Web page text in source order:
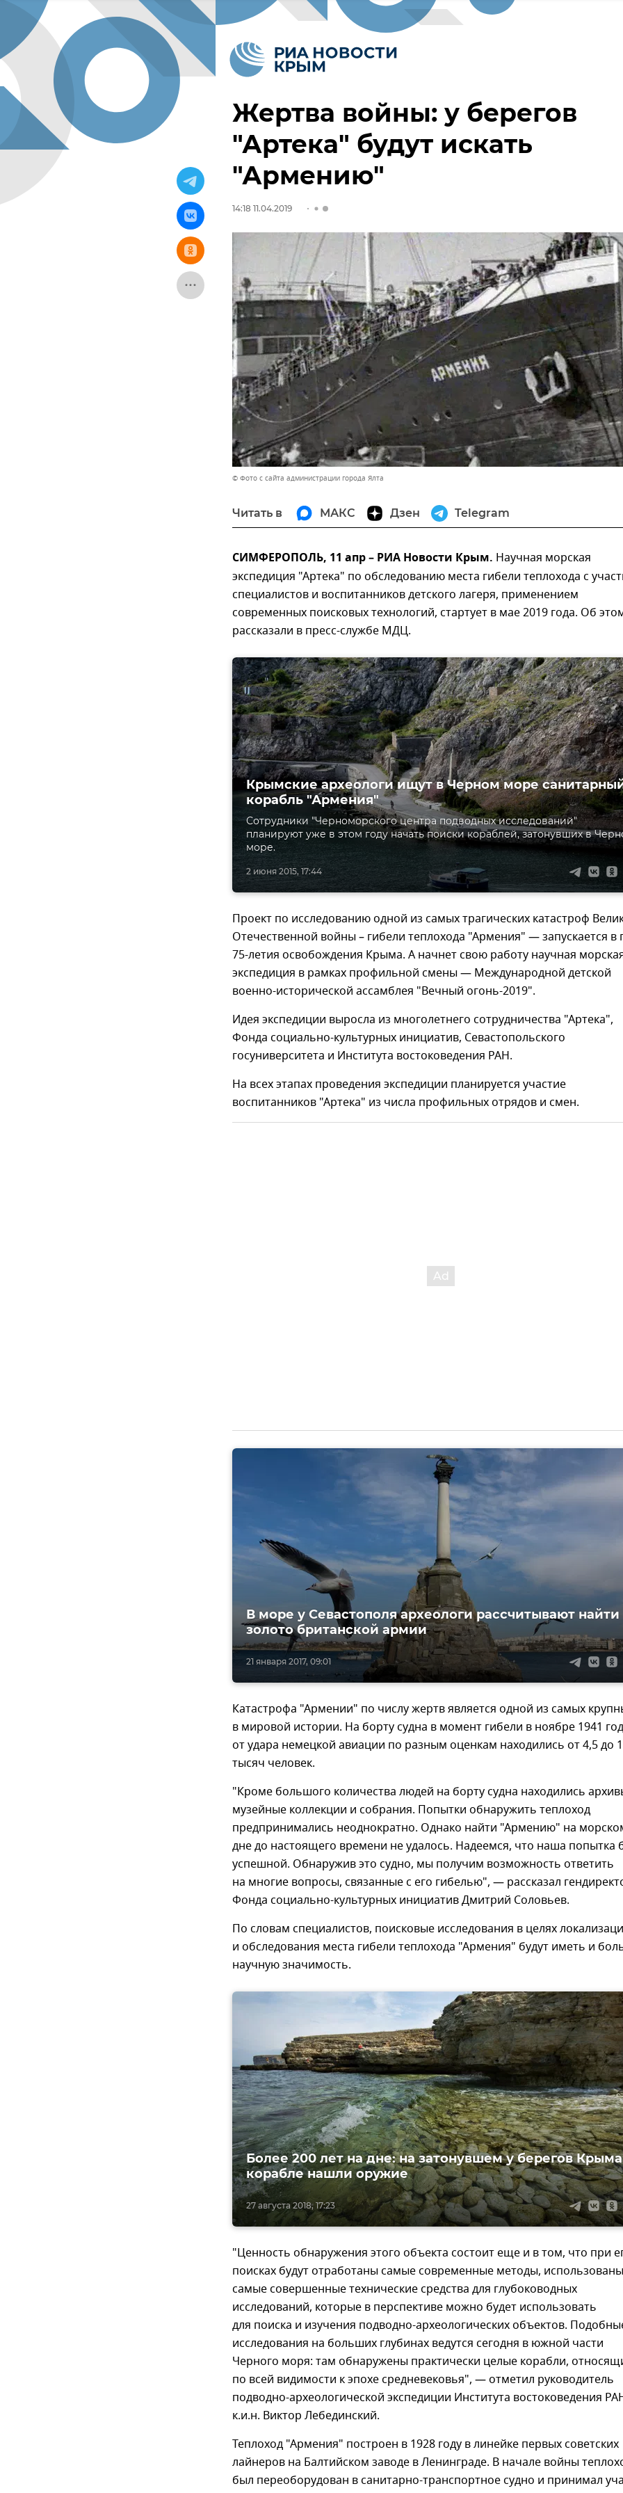
Жертва войны: у берегов
"Артека" будут искать
"Армению"
14:18 11.04.2019
© Фото с сайта администрации города Ялта
Читать в МАКС Дзен Telegram
СИМФЕРОПОЛЬ, 11 апр – РИА Новости Крым. Научная морская
экспедиция "Артека" по обследованию места гибели теплохода с
специалистов и воспитанников детского лагеря, применением
современных поисковых технологий, стартует в мае 2019 года. Об
рассказали в пресс-службе МДЦ.
2 июня 2015, 17:44
Крымские археологи ищут в Черном море
корабль "Армения"
Сотрудники "Черноморского центра подводных исследований"
планируют уже в этом году начать поиски кораблей, затонувших в
море.
Проект по исследованию одной из самых трагических катастроф
Отечественной войны – гибели теплохода "Армения" — запускается в
75-летия освобождения Крыма. А начнет свою работу научная
экспедиция в рамках профильной смены — Международной детской
военно-исторической ассамблея "Вечный огонь-2019".
Идея экспедиции выросла из многолетнего сотрудничества "Артека",
Фонда социально-культурных инициатив, Севастопольского
госуниверситета и Института востоковедения РАН.
На всех этапах проведения экспедиции планируется участие
воспитанников "Артека" из числа профильных отрядов и смен.
21 января 2017, 09:01
В море у Севастополя археологи рассчитывают найти
золото британской армии
Катастрофа "Армении" по числу жертв является одной из самых
в мировой истории. На борту судна в момент гибели в ноябре 1941
от удара немецкой авиации по разным оценкам находились от 4,5 до
тысяч человек.
"Кроме большого количества людей на борту судна находились
музейные коллекции и собрания. Попытки обнаружить теплоход
предпринимались неоднократно. Однако найти "Армению" на
дне до настоящего времени не удалось. Надеемся, что наша попытка
успешной. Обнаружив это судно, мы получим возможность ответить
на многие вопросы, связанные с его гибелью", — рассказал
Фонда социально-культурных инициатив Дмитрий Соловьев.
По словам специалистов, поисковые исследования в целях
и обследования места гибели теплохода "Армения" будут иметь и
научную значимость.
27 августа 2018, 17:23
Более 200 лет на дне: на затонувшем у берегов Крыма
корабле нашли оружие
"Ценность обнаружения этого объекта состоит еще и в том, что при
поисках будут отработаны самые современные методы, использованы
самые совершенные технические средства для глубоководных
исследований, которые в перспективе можно будет использовать
для поиска и изучения подводно-археологических объектов.
исследования на больших глубинах ведутся сегодня в южной части
Черного моря: там обнаружены практически целые корабли,
по всей видимости к эпохе средневековья", — отметил руководитель
подводно-археологической экспедиции Института востоковедения
к.и.н. Виктор Лебединский.
Теплоход "Армения" построен в 1928 году в линейке первых советских
лайнеров на Балтийском заводе в Ленинграде. В начале войны
был переоборудован в санитарно-транспортное судно и принимал